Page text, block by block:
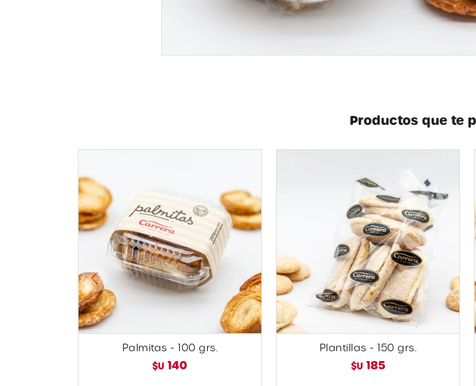
Productos que te
Palmitas - 100 grs.
$U 140
Plantillas - 150 grs.
$U 185